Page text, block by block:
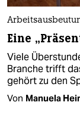
Eine
Viele
Branche trifft
gehört zu den
Von Manuela